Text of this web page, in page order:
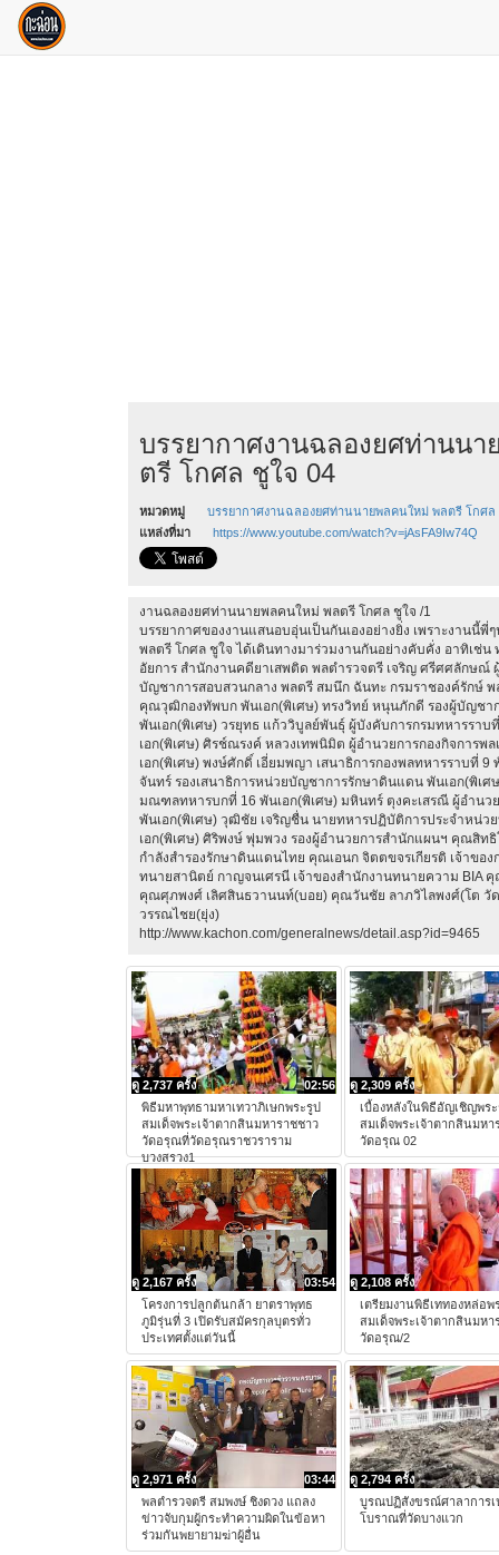
บรรยากาศงานฉลองยศท่านน
ตรี โกศล ชูใจ 04
หมวดหมู่
บรรยากาศงานฉลองยศท่านนายพลคนใหม่ พลตรี โกศล
แหล่งที่มา
https://www.youtube.com/watch?v=jAsFA9Iw74Q
งานฉลองยศท่านนายพลคนใหม่ พลตรี โกศล ชูใจ /1
บรรยากาศของงานแสนอบอุ่นเป็นกันเองอย่างยิ่ง เพราะงานนี้
พลตรี โกศล ชูใจ ได้เดินทางมาร่วมงานกันอย่างคับคั่ง อาทิเช่
อัยการ สำนักงานคดียาเสพติด พลตำรวจตรี เจริญ ศรีศศลักษณ์
บัญชาการสอบสวนกลาง พลตรี สมนึก ฉันทะ กรมราชองค์รักษ์ พ
คุณวุฒิกองทัพบก พันเอก(พิเศษ) ทรงวิทย์ หนุนภักดี รองผู้บัญชา
พันเอก(พิเศษ) วรยุทธ แก้ววิบูลย์พันธุ์ ผู้บังคับการกรมทหารราบ
เอก(พิเศษ) ศิรช์ณรงค์ หลวงเทพนิมิต ผู้อำนวยการกองกิจการพ
เอก(พิเศษ) พงษ์ศักดิ์ เอี่ยมพญา เสนาธิการกองพลทหารราบที่ 9
จันทร์ รองเสนาธิการหน่วยบัญชาการรักษาดินแดน พันเอก(พิเศ
มณฑลทหารบกที่ 16 พันเอก(พิเศษ) มหินทร์ ตุงคะเสรณี ผู้อำนว
พันเอก(พิเศษ) วุฒิชัย เจริญชื่น นายทหารปฏิบัติการประจำหน่
เอก(พิเศษ) ศิริพงษ์ พุ่มพวง รองผู้อำนวยการสำนักแผนฯ คุณสิ
กำลังสำรองรักษาดินแดนไทย คุณเอนก จิตตขจรเกียรติ เจ้าขอ
ทนายสานิตย์ กาญจนเศรนี เจ้าของสำนักงานทนายความ BIA
คุณศุภพงศ์ เลิศสินธวานนท์(บอย) คุณวันชัย ลาภวิไลพงศ์(โต วั
วรรณไชย(ยุ่ง)
http://www.kachon.com/generalnews/detail.asp?id=9465
02:56
ดู 2,737 ครั้ง
พิธีมหาพุทธามหาเทวาภิเษกพระรูป
สมเด็จพระเจ้าตากสินมหาราชชาว
วัดอรุณที่วัดอรุณราชวราราม
บวงสรวง1
ดู 2,309 ครั้ง
เบื้องหลังในพิธีอัญเชิญพร
สมเด็จพระเจ้าตากสินมหา
วัดอรุณ 02
03:54
ดู 2,167 ครั้ง
โครงการปลูกต้นกล้า ยาตราพุทธ
ภูมิรุ่นที่ 3 เปิดรับสมัครกุลบุตรทั่ว
ประเทศตั้งแต่วันนี้
ดู 2,108 ครั้ง
เตรียมงานพิธีเททองหล่อพ
สมเด็จพระเจ้าตากสินมหา
วัดอรุณ/2
03:44
ดู 2,971 ครั้ง
พลตำรวจตรี สมพงษ์ ชิงดวง แถลง
ข่าวจับกุมผู้กระทำความผิดในข้อหา
ร่วมกันพยายามฆ่าผู้อื่น
ดู 2,794 ครั้ง
บูรณปฏิสังขรณ์ศาลาการเ
โบราณที่วัดบางแวก